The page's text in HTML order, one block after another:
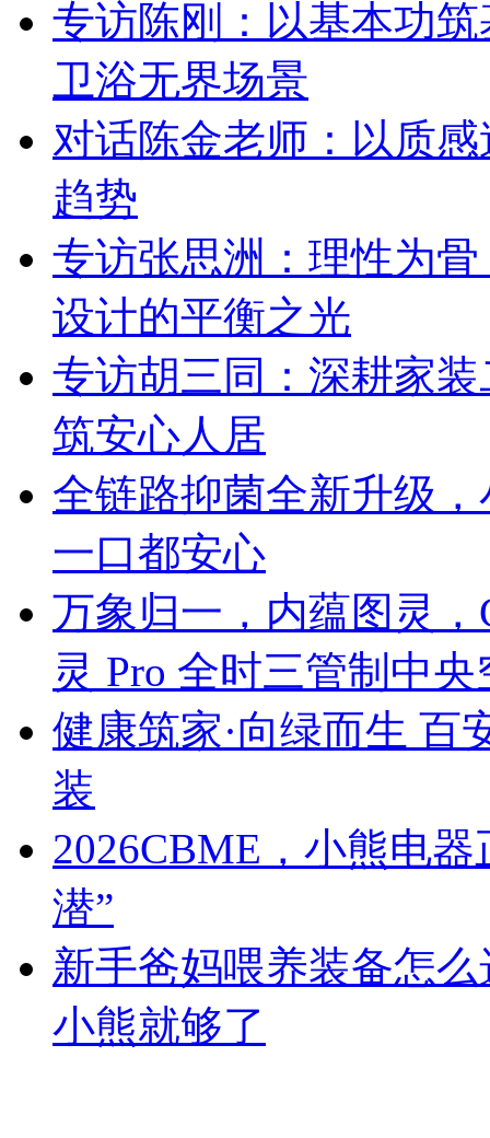
专访陈刚：以基本功
卫浴无界场景
对话陈金老师：以质
趋势
专访张思洲：理性为
设计的平衡之光
专访胡三同：深耕家
筑安心人居
全链路抑菌全新升级
一口都安心
万象归一，内蕴图灵
灵 Pro 全时三管制中央
健康筑家·向绿而生 百
装
2026CBME，小熊电
潜”
新手爸妈喂养装备怎
小熊就够了